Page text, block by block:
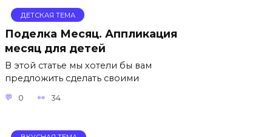
ДЕТСКАЯ ТЕМА
Поделка Месяц. Аппликация
месяц для детей
В этой статье мы хотели бы вам
предложить сделать своими
0 34